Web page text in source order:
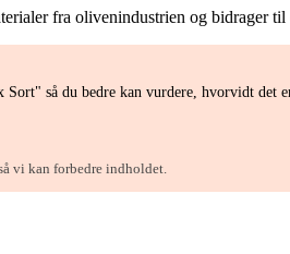
fra olivenindustrien og bidrager
så du bedre kan vurdere, hvorvidt det
vi kan forbedre indholdet.